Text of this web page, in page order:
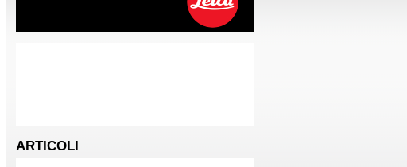
ARTICOLI